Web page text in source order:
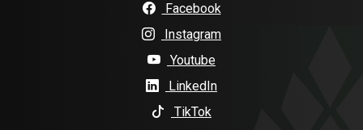
Facebook
Instagram
Youtube
LinkedIn
TikTok